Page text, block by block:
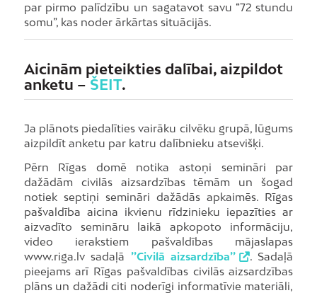
par pirmo palīdzību un sagatavot savu “72 stundu
somu”, kas noder ārkārtas situācijās.
Aicinām pieteikties dalībai, aizpildot
anketu – ŠEIT.
Ja plānots piedalīties vairāku cilvēku grupā, lūgums
aizpildīt anketu par katru dalībnieku atsevišķi.
Pērn Rīgas domē notika astoņi semināri par
dažādām civilās aizsardzības tēmām un šogad
notiek septiņi semināri dažādās apkaimēs. Rīgas
pašvaldība aicina ikvienu rīdzinieku iepazīties ar
aizvadīto semināru laikā apkopoto informāciju,
video ierakstiem pašvaldības mājaslapas
www.riga.lv sadaļā ’’Civilā aizsardzība’’
. Sadaļā
pieejams arī Rīgas pašvaldības civilās aizsardzības
plāns un dažādi citi noderīgi informatīvie materiāli,